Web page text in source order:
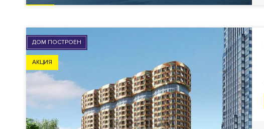
ДОМ ПОСТРОЕН
АКЦИЯ